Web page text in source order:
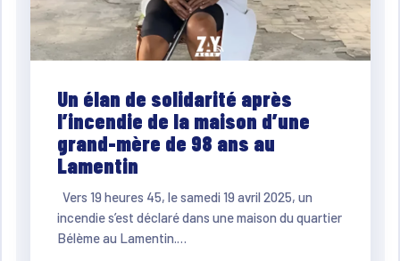
Un élan de solidarité après
l’incendie de la maison d’une
grand-mère de 98 ans au
Lamentin
Vers 19 heures 45, le samedi 19 avril 2025, un
incendie s’est déclaré dans une maison du quartier
Bélème au Lamentin.…